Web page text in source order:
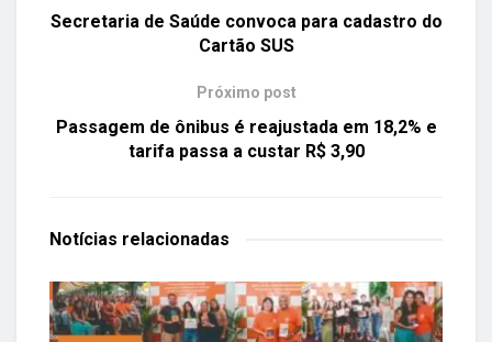
Secretaria de Saúde convoca para cadastro do
Cartão SUS
Próximo post
Passagem de ônibus é reajustada em 18,2% e
tarifa passa a custar R$ 3,90
Notícias relacionadas